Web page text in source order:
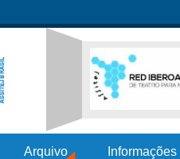
Arquivo